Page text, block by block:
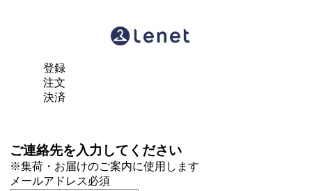
登録
注文
決済
ご連絡先を入力してください
※集荷・お届けのご案内に使用します
メールアドレス必須